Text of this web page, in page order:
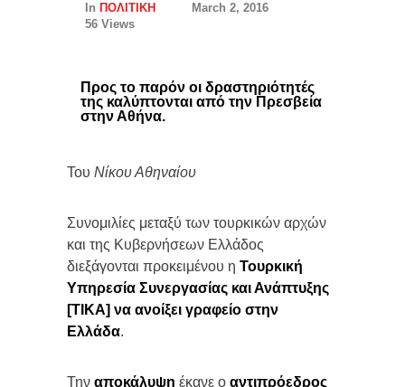
In ΠΟΛΙΤΙΚΗ
March 2, 2016
56 Views
Προς το παρόν οι δραστηριότητές
της καλύπτονται από την Πρεσβεία
στην Αθήνα.
Του Νίκου Αθηναίου
Συνομιλίες μεταξύ των τουρκικών αρχών
και της Κυβερνήσεων Ελλάδος
διεξάγονται προκειμένου η Τουρκική
Υπηρεσία Συνεργασίας και Ανάπτυξης
[TIKA] να ανοίξει γραφείο στην
Ελλάδα.
Την αποκάλυψη έκανε ο αντιπρόεδρος